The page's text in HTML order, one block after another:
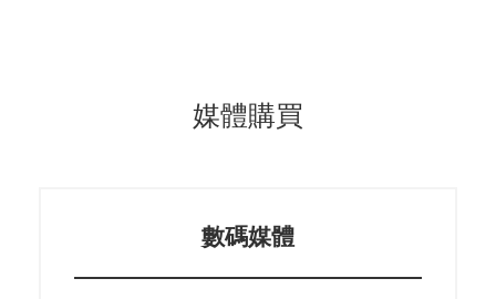
媒體購買
數碼媒體